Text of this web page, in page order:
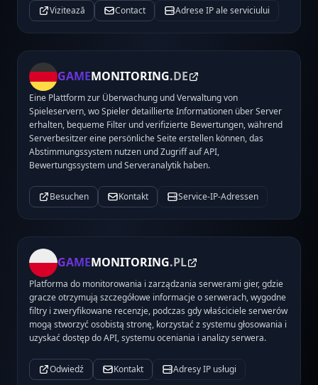
Vizitează Contact Adrese IP ale serviciului
GAMEMONITORING.DE
Eine Plattform zur Überwachung und Verwaltung von
Spieleservern, wo Spieler detaillierte Informationen über Server
erhalten, bequeme Filter und verifizierte Bewertungen, während
Serverbesitzer eine persönliche Seite erstellen können, das
Abstimmungssystem nutzen und Zugriff auf API,
Bewertungssystem und Serveranalytik haben.
Besuchen Kontakt Service-IP-Adressen
GAMEMONITORING.PL
Platforma do monitorowania i zarządzania serwerami gier, gdzie
gracze otrzymują szczegółowe informacje o serwerach, wygodne
filtry i zweryfikowane recenzje, podczas gdy właściciele serwerów
mogą stworzyć osobistą stronę, korzystać z systemu głosowania i
uzyskać dostęp do API, systemu oceniania i analizy serwera.
Odwiedź Kontakt Adresy IP usługi